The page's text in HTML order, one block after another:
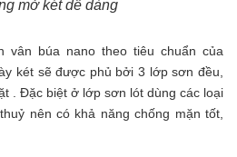
mở két dễ dàng
vân búa nano theo tiêu chuẩn của
két sẽ được phủ bởi 3 lớp sơn đều,
. Đặc biệt ở lớp sơn lót dùng các loại
nên có khả năng chống mặn tốt,